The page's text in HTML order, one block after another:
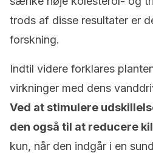
trods af disse resultater er
forskning.
Indtil videre forklares
virkninger med dens
Ved at stimulere
den også til at reducere
kun, når den indgår i en